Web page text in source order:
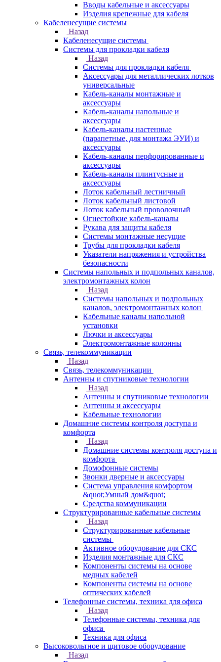
Вводы кабельные и аксессуары
Изделия крепежные для кабеля
Кабеленесущие системы
Назад
Кабеленесущие системы
Системы для прокладки кабеля
Назад
Системы для прокладки кабеля
Аксессуары для металлических лотков
универсальные
Кабель-каналы монтажные и
аксессуары
Кабель-каналы напольные и
аксессуары
Кабель-каналы настенные
(парапетные, для монтажа ЭУИ) и
аксессуары
Кабель-каналы перфорированные и
аксессуары
Кабель-каналы плинтусные и
аксессуары
Лоток кабельный лестничный
Лоток кабельный листовой
Лоток кабельный проволочный
Огнестойкие кабель-каналы
Рукава для защиты кабеля
Системы монтажные несущие
Трубы для прокладки кабеля
Указатели напряжения и устройства
безопасности
Системы напольных и подпольных каналов,
электромонтажных колон
Назад
Системы напольных и подпольных
каналов, электромонтажных колон
Кабельные каналы напольной
установки
Лючки и аксессуары
Электромонтажные колонны
Связь, телекоммуникации
Назад
Связь, телекоммуникации
Антенны и спутниковые технологии
Назад
Антенны и спутниковые технологии
Антенны и аксессуары
Кабельные технологии
Домашние системы контроля доступа и
комфорта
Назад
Домашние системы контроля доступа и
комфорта
Домофонные системы
Звонки дверные и аксессуары
Система управления комфортом
&quot;Умный дом&quot;
Средства коммуникации
Структурированные кабельные системы
Назад
Структурированные кабельные
системы
Активное оборудование для СКС
Изделия монтажные для СКС
Компоненты системы на основе
медных кабелей
Компоненты системы на основе
оптических кабелей
Телефонные системы, техника для офиса
Назад
Телефонные системы, техника для
офиса
Техника для офиса
Высоковольтное и щитовое оборудование
Назад